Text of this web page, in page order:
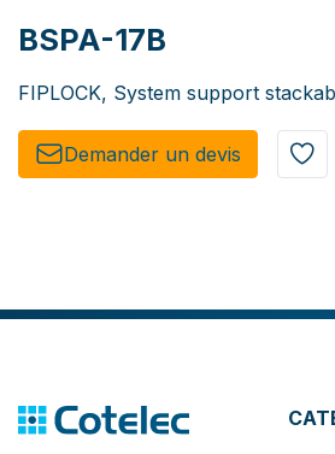
BSPA-17B
FIPLOCK, System support
Demander un de​​vis​​